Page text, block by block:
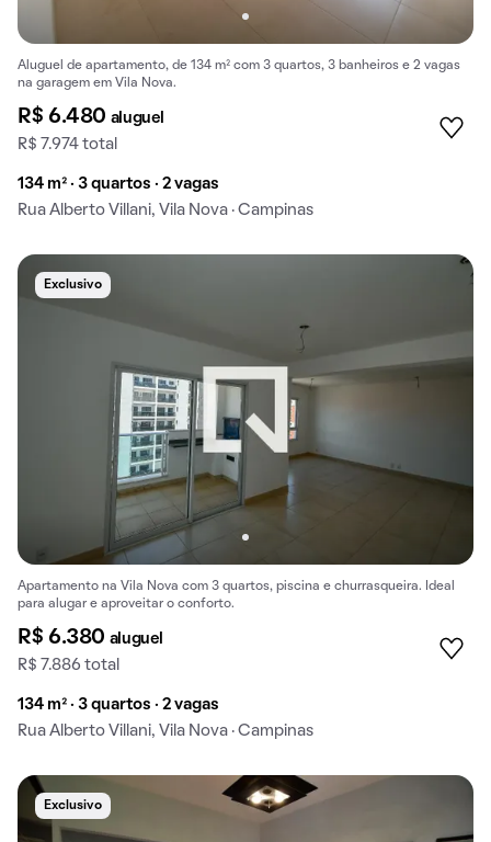
Aluguel de apartamento, de 134 m² com 3 quartos, 3 banheiros e 2 vagas
na garagem em Vila Nova.
R$ 6.480 aluguel
R$ 7.974 total
134 m² · 3 quartos · 2 vagas
Rua Alberto Villani, Vila Nova · Campinas
Exclusivo
Apartamento na Vila Nova com 3 quartos, piscina e churrasqueira. Ideal
para alugar e aproveitar o conforto.
R$ 6.380 aluguel
R$ 7.886 total
134 m² · 3 quartos · 2 vagas
Rua Alberto Villani, Vila Nova · Campinas
Exclusivo